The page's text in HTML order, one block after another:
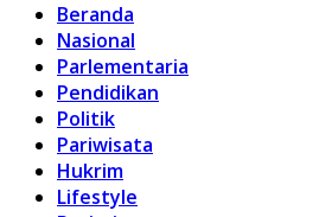
Beranda
Nasional
Parlementaria
Pendidikan
Politik
Pariwisata
Hukrim
Lifestyle